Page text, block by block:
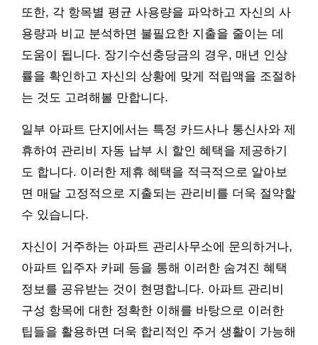
또한, 각 항목별 평균 사용량을 파악하고 자신의 사
용량과 비교 분석하면 불필요한 지출을 줄이는 데
도움이 됩니다. 장기수선충당금의 경우, 매년 인상
률을 확인하고 자신의 상황에 맞게 적립액을 조절하
는 것도 고려해볼 만합니다.
일부 아파트 단지에서는 특정 카드사나 통신사와 제
휴하여 관리비 자동 납부 시 할인 혜택을 제공하기
도 합니다. 이러한 제휴 혜택을 적극적으로 알아보
면 매달 고정적으로 지출되는 관리비를 더욱 절약할
수 있습니다.
자신이 거주하는 아파트 관리사무소에 문의하거나,
아파트 입주자 카페 등을 통해 이러한 숨겨진 혜택
정보를 공유받는 것이 현명합니다. 아파트 관리비
구성 항목에 대한 정확한 이해를 바탕으로 이러한
팁들을 활용하면 더욱 합리적인 주거 생활이 가능해